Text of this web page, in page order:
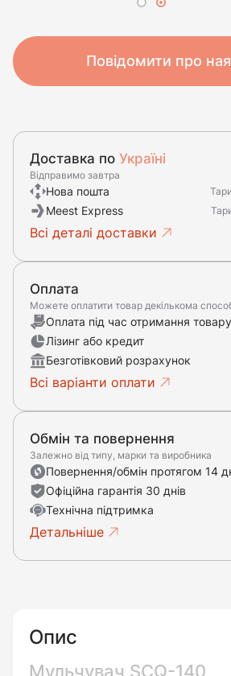
Повідомити про
Доставка по Україні
Відправимо завтра
Нова пошта
Meest Express
Всі деталі доставки
Оплата
Можете оплатити товар декількома
Оплата під час отримання товару
Лізинг або кредит
Безготівковий розрахунок
Всі варіанти оплати
Обмін та повернення
Залежно від типу, марки та виробника
Повернення/обмін протягом 14
Офіційна гарантія 30 днів
Технічна підтримка
Детальніше
Опис
Мульчувач SCQ-140